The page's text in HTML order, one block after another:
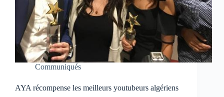
Communiqués
AYA récompense les meilleurs youtubeurs algériens